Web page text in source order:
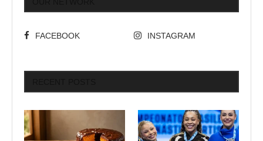
FACEBOOK INSTAGRAM